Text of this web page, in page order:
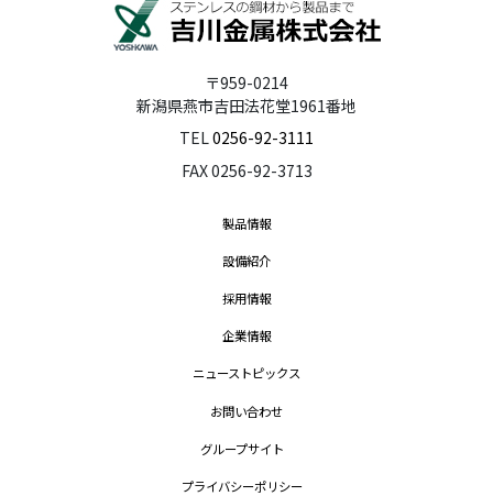
〒959-0214
新潟県燕市吉田法花堂1961番地
TEL0256-92-3111
FAX 0256-92-3713
製品情報
設備紹介
採用情報
企業情報
ニューストピックス
お問い合わせ
グループサイト
プライバシーポリシー